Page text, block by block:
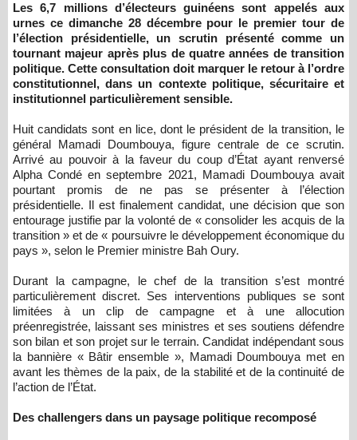
Les 6,7 millions d’électeurs guinéens sont appelés aux
urnes ce dimanche 28 décembre pour le premier tour de
l’élection présidentielle, un scrutin présenté comme un
tournant majeur après plus de quatre années de transition
politique. Cette consultation doit marquer le retour à l’ordre
constitutionnel, dans un contexte politique, sécuritaire et
institutionnel particulièrement sensible.
Huit candidats sont en lice, dont le président de la transition, le
général Mamadi Doumbouya, figure centrale de ce scrutin.
Arrivé au pouvoir à la faveur du coup d’État ayant renversé
Alpha Condé en septembre 2021, Mamadi Doumbouya avait
pourtant promis de ne pas se présenter à l’élection
présidentielle. Il est finalement candidat, une décision que son
entourage justifie par la volonté de « consolider les acquis de la
transition » et de « poursuivre le développement économique du
pays », selon le Premier ministre Bah Oury.
Durant la campagne, le chef de la transition s’est montré
particulièrement discret. Ses interventions publiques se sont
limitées à un clip de campagne et à une allocution
préenregistrée, laissant ses ministres et ses soutiens défendre
son bilan et son projet sur le terrain. Candidat indépendant sous
la bannière « Bâtir ensemble », Mamadi Doumbouya met en
avant les thèmes de la paix, de la stabilité et de la continuité de
l’action de l’État.
Des challengers dans un paysage politique recomposé